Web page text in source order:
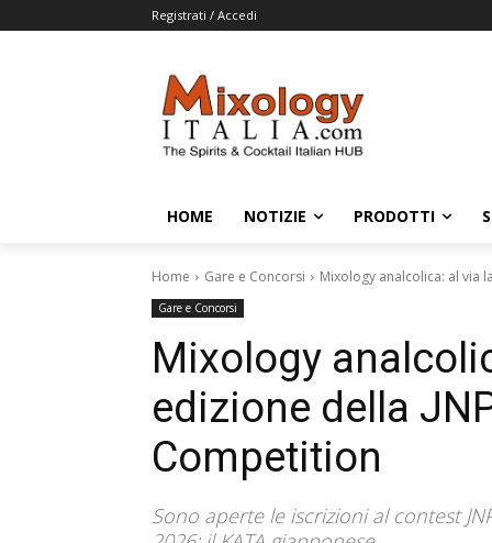
Registrati / Accedi
HOME NOTIZIE PRODOTTI
Home Gare e Concorsi Mixology analcolica: al via
Gare e Concorsi
Mixology
edizione della
Competition
Sono aperte le iscrizioni al contest